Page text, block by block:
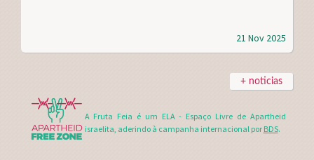
21 Nov 2025
+ noticias
A Fruta Feia é um ELA - Espaço Livre de Apartheid
israelita, aderindo à campanha internacional por BDS.